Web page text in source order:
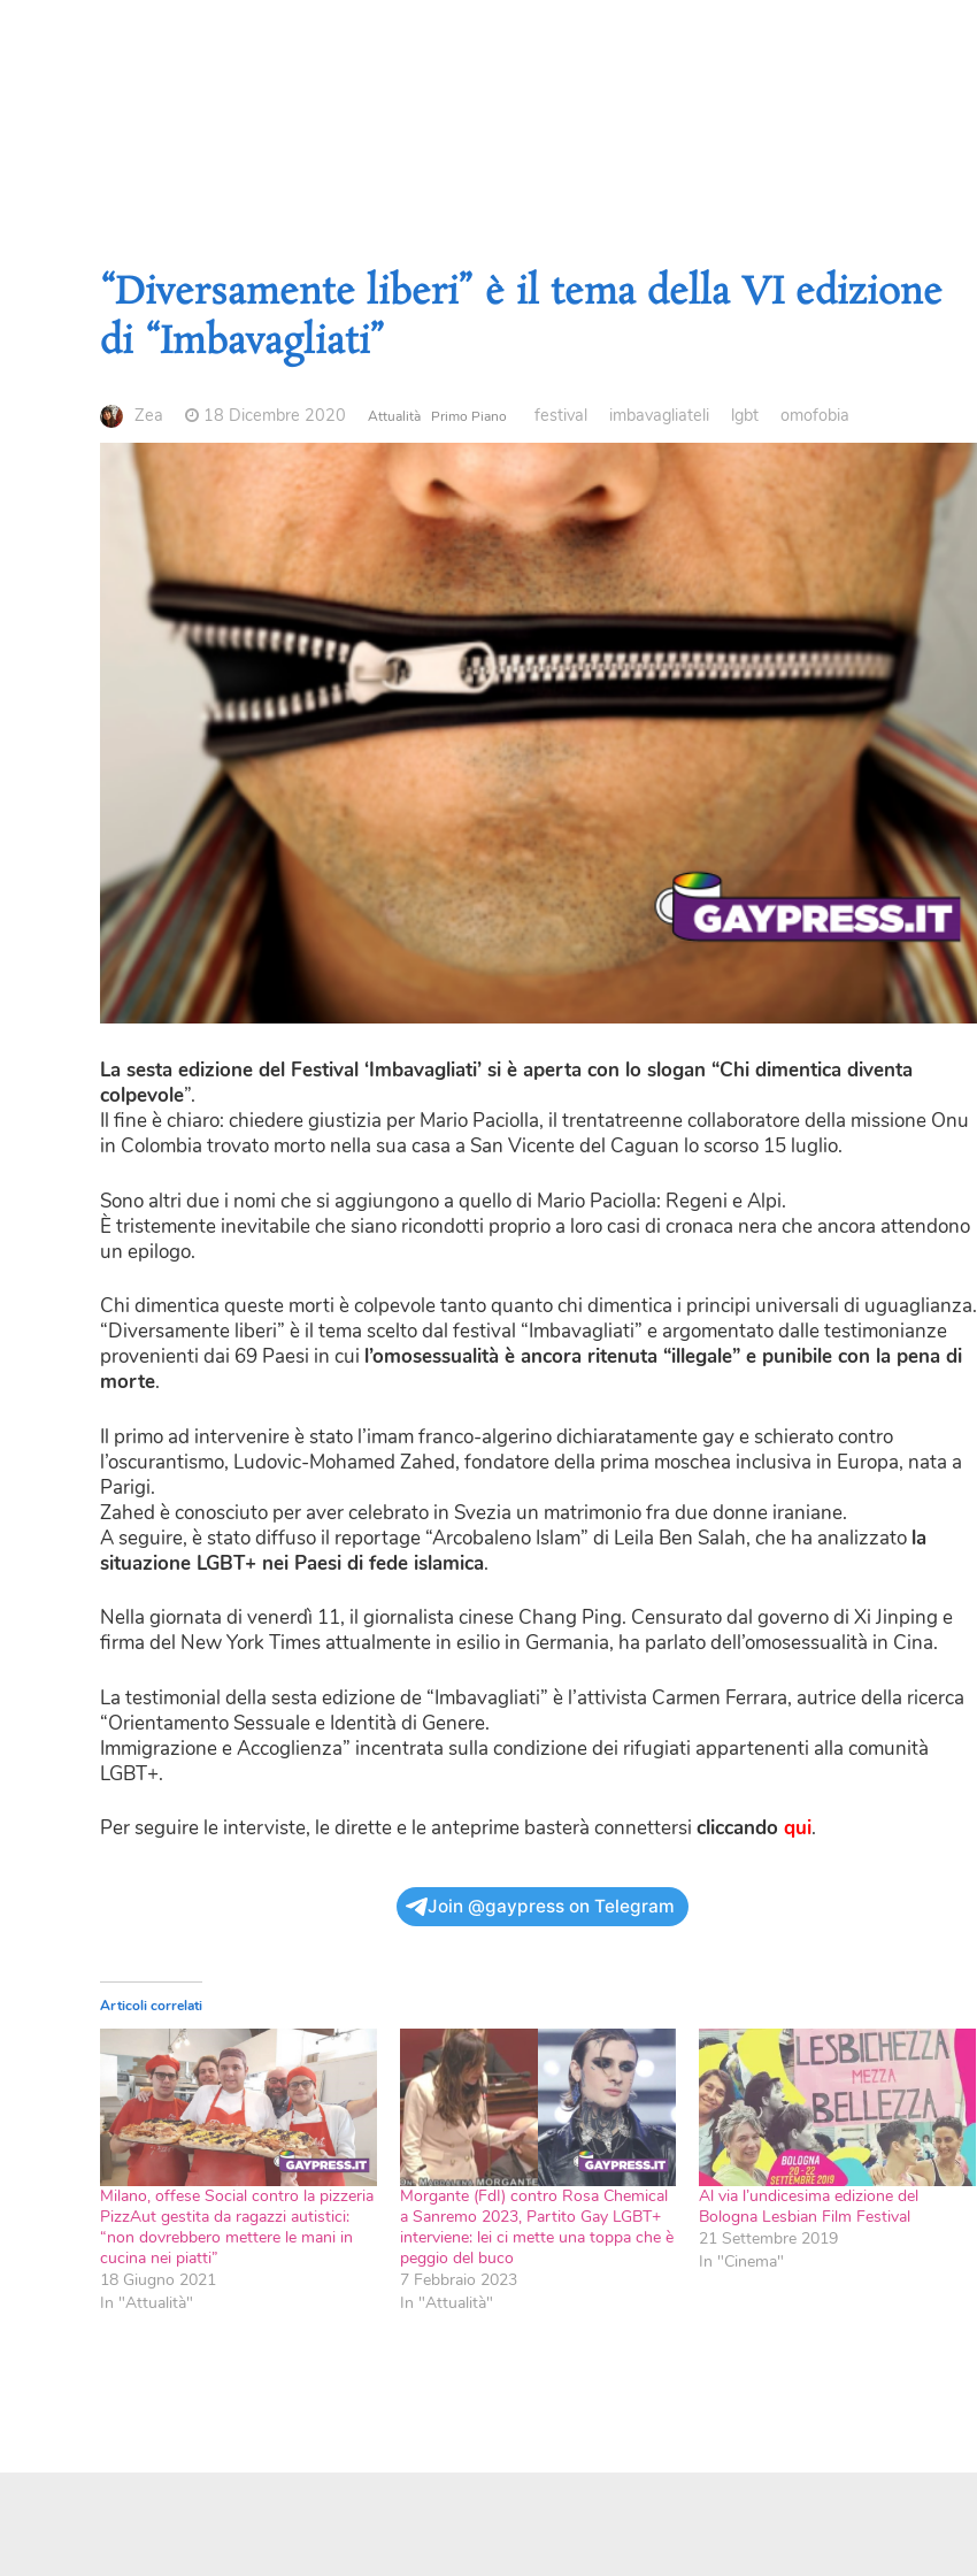
“Diversamente liberi” è il tema della VI edizione
di “Imbavagliati”
Zea 18 Dicembre 2020 Attualità Primo Piano festival imbavagliateli lgbt omofobia
La sesta edizione del Festival ‘Imbavagliati’ si è aperta con lo slogan “Chi dimentica diventa
colpevole”.
Il fine è chiaro: chiedere giustizia per Mario Paciolla, il trentatreenne collaboratore della missione Onu
in Colombia trovato morto nella sua casa a San Vicente del Caguan lo scorso 15 luglio.
Sono altri due i nomi che si aggiungono a quello di Mario Paciolla: Regeni e Alpi.
È tristemente inevitabile che siano ricondotti proprio a loro casi di cronaca nera che ancora attendono
un epilogo.
Chi dimentica queste morti è colpevole tanto quanto chi dimentica i principi universali di uguaglianza.
“Diversamente liberi” è il tema scelto dal festival “Imbavagliati” e argomentato dalle testimonianze
provenienti dai 69 Paesi in cui l’omosessualità è ancora ritenuta “illegale” e punibile con la pena di
morte.
Il primo ad intervenire è stato l’imam franco-algerino dichiaratamente gay e schierato contro
l’oscurantismo, Ludovic-Mohamed Zahed, fondatore della prima moschea inclusiva in Europa, nata a
Parigi.
Zahed è conosciuto per aver celebrato in Svezia un matrimonio fra due donne iraniane.
A seguire, è stato diffuso il reportage “Arcobaleno Islam” di Leila Ben Salah, che ha analizzato la
situazione LGBT+ nei Paesi di fede islamica.
Nella giornata di venerdì 11, il giornalista cinese Chang Ping. Censurato dal governo di Xi Jinping e
firma del New York Times attualmente in esilio in Germania, ha parlato dell’omosessualità in Cina.
La testimonial della sesta edizione de “Imbavagliati” è l’attivista Carmen Ferrara, autrice della ricerca
“Orientamento Sessuale e Identità di Genere.
Immigrazione e Accoglienza” incentrata sulla condizione dei rifugiati appartenenti alla comunità
LGBT+.
Per seguire le interviste, le dirette e le anteprime basterà connettersi cliccando qui.
Join @gaypress on Telegram
Articoli correlati
Milano, offese Social contro la pizzeria
PizzAut gestita da ragazzi autistici:
“non dovrebbero mettere le mani in
cucina nei piatti”
18 Giugno 2021
In "Attualità"
Morgante (FdI) contro Rosa Chemical
a Sanremo 2023, Partito Gay LGBT+
interviene: lei ci mette una toppa che è
peggio del buco
7 Febbraio 2023
In "Attualità"
Al via l’undicesima edizione del
Bologna Lesbian Film Festival
21 Settembre 2019
In "Cinema"